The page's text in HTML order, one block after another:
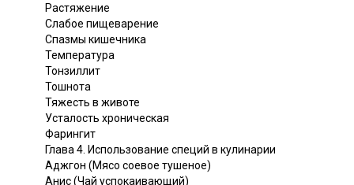
Растяжение
Слабое пищеварение
Спазмы кишечника
Температура
Тонзиллит
Тошнота
Тяжесть в животе
Усталость хроническая
Фарингит
Глава 4. Использование специй в кулинарии
Аджгон (Мясо соевое тушеное)
Анис (Чай успокаивающий)